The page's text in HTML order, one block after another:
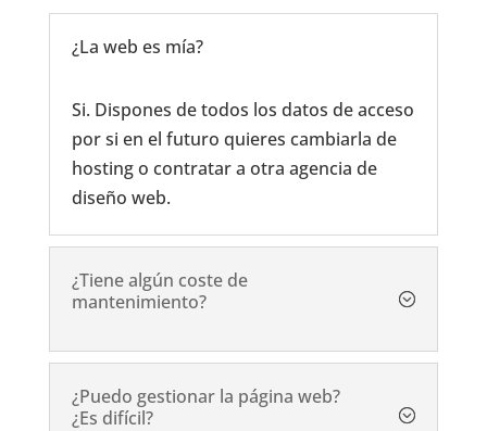
¿La web es mía?
Si. Dispones de todos los datos de acceso
por si en el futuro quieres cambiarla de
hosting o contratar a otra agencia de
diseño web.
¿Tiene algún coste de
mantenimiento?
¿Puedo gestionar la página web?
¿Es difícil?